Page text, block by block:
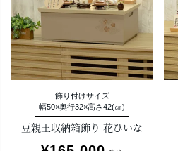
飾り付けサイズ
幅50×奥行32×高さ42(㎝)
豆親王収納箱飾り 花ひいな